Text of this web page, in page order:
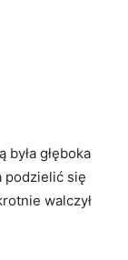
głęboka
podzielić się
walczył